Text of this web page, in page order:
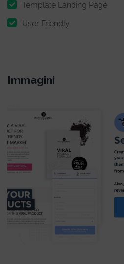
Template Landing Page
User Friendly
Immagini